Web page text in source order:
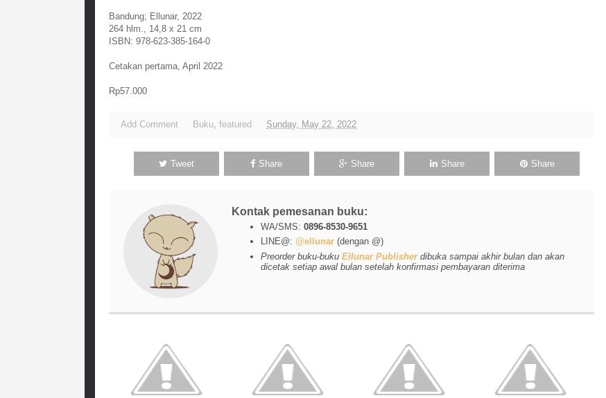
Bandung; Ellunar, 2022
264 hlm., 14,8 x 21 cm
ISBN: 978-623-385-164-0
Cetakan pertama, April 2022
Rp57.000
Add Comment Buku featured Sunday, May 22, 2022
Tweet Share Share Share Share
Kontak pemesanan buku:
WA/SMS:0896-8530-9651
LINE@:@ellunar (dengan @)
Preorder buku-bukuEllunar Publisherdibuka sampai akhir bulan dan akan
dicetak setiap awal bulan setelah konfirmasi pembayaran diterima